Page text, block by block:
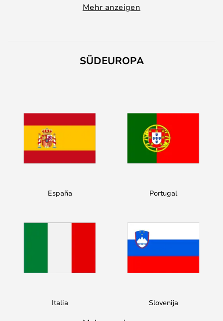
Mehr anzeigen
SÜDEUROPA
España Portugal
Italia Slovenija